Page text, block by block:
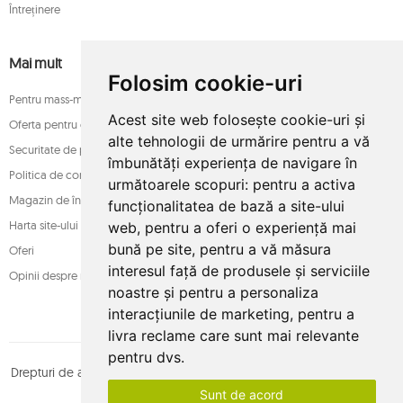
Folosim cookie-uri
Acest site web folosește cookie-uri și
alte tehnologii de urmărire pentru a vă
îmbunătăți experiența de navigare în
următoarele scopuri: pentru a activa
funcționalitatea de bază a site-ului
web, pentru a oferi o experiență mai
bună pe site, pentru a vă măsura
interesul față de produsele și serviciile
noastre și pentru a personaliza
interacțiunile de marketing, pentru a
livra reclame care sunt mai relevante
pentru dvs.
Sunt de acord
Întreținere
Mai mult
Pentru mass-media
Oferta pentru companii
Securitate de plată
Politica de confidențialitate
Magazin de încredere
Harta site-ului
Oferi
Opinii despre magazin
Drepturi de autor © whamaku.pl. Toate drepturile rezervate. Proiectat
MOUTON interactive